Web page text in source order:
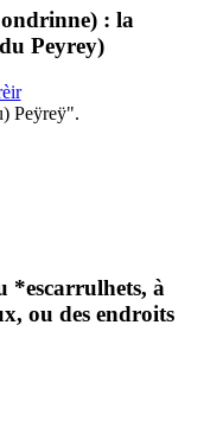
: la
Peyrey)
Peÿreÿ".
*escarrulhets, à
ou des endroits